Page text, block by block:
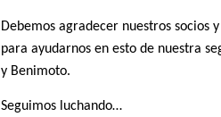
Debemos agradecer nuestros socios
para ayudarnos en esto de nuestra
y Benimoto.
Seguimos luchando…